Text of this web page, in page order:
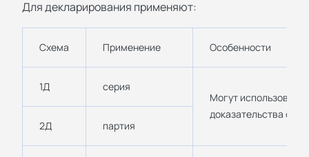
Для декларирования применяют:
Схема Применение Особенности
1Д
серия
Могут
доказательства о
2Д
партия